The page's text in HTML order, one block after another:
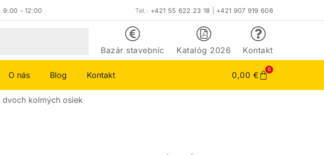
9:00 - 12:00 Tel.: +421 55 622 23 18 +421 907 919 608
Bazár stavebníc Katalóg 2026 Kontakt
O nás Blog Kontakt 0,00 €
0
dvoch kolmých osiek